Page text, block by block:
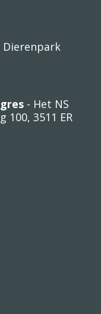
Dierenpark
- Het NS
3511 ER